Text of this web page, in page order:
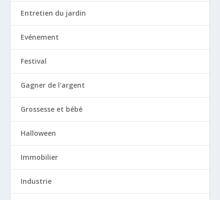
Entretien du jardin
Evénement
Festival
Gagner de l'argent
Grossesse et bébé
Halloween
Immobilier
Industrie